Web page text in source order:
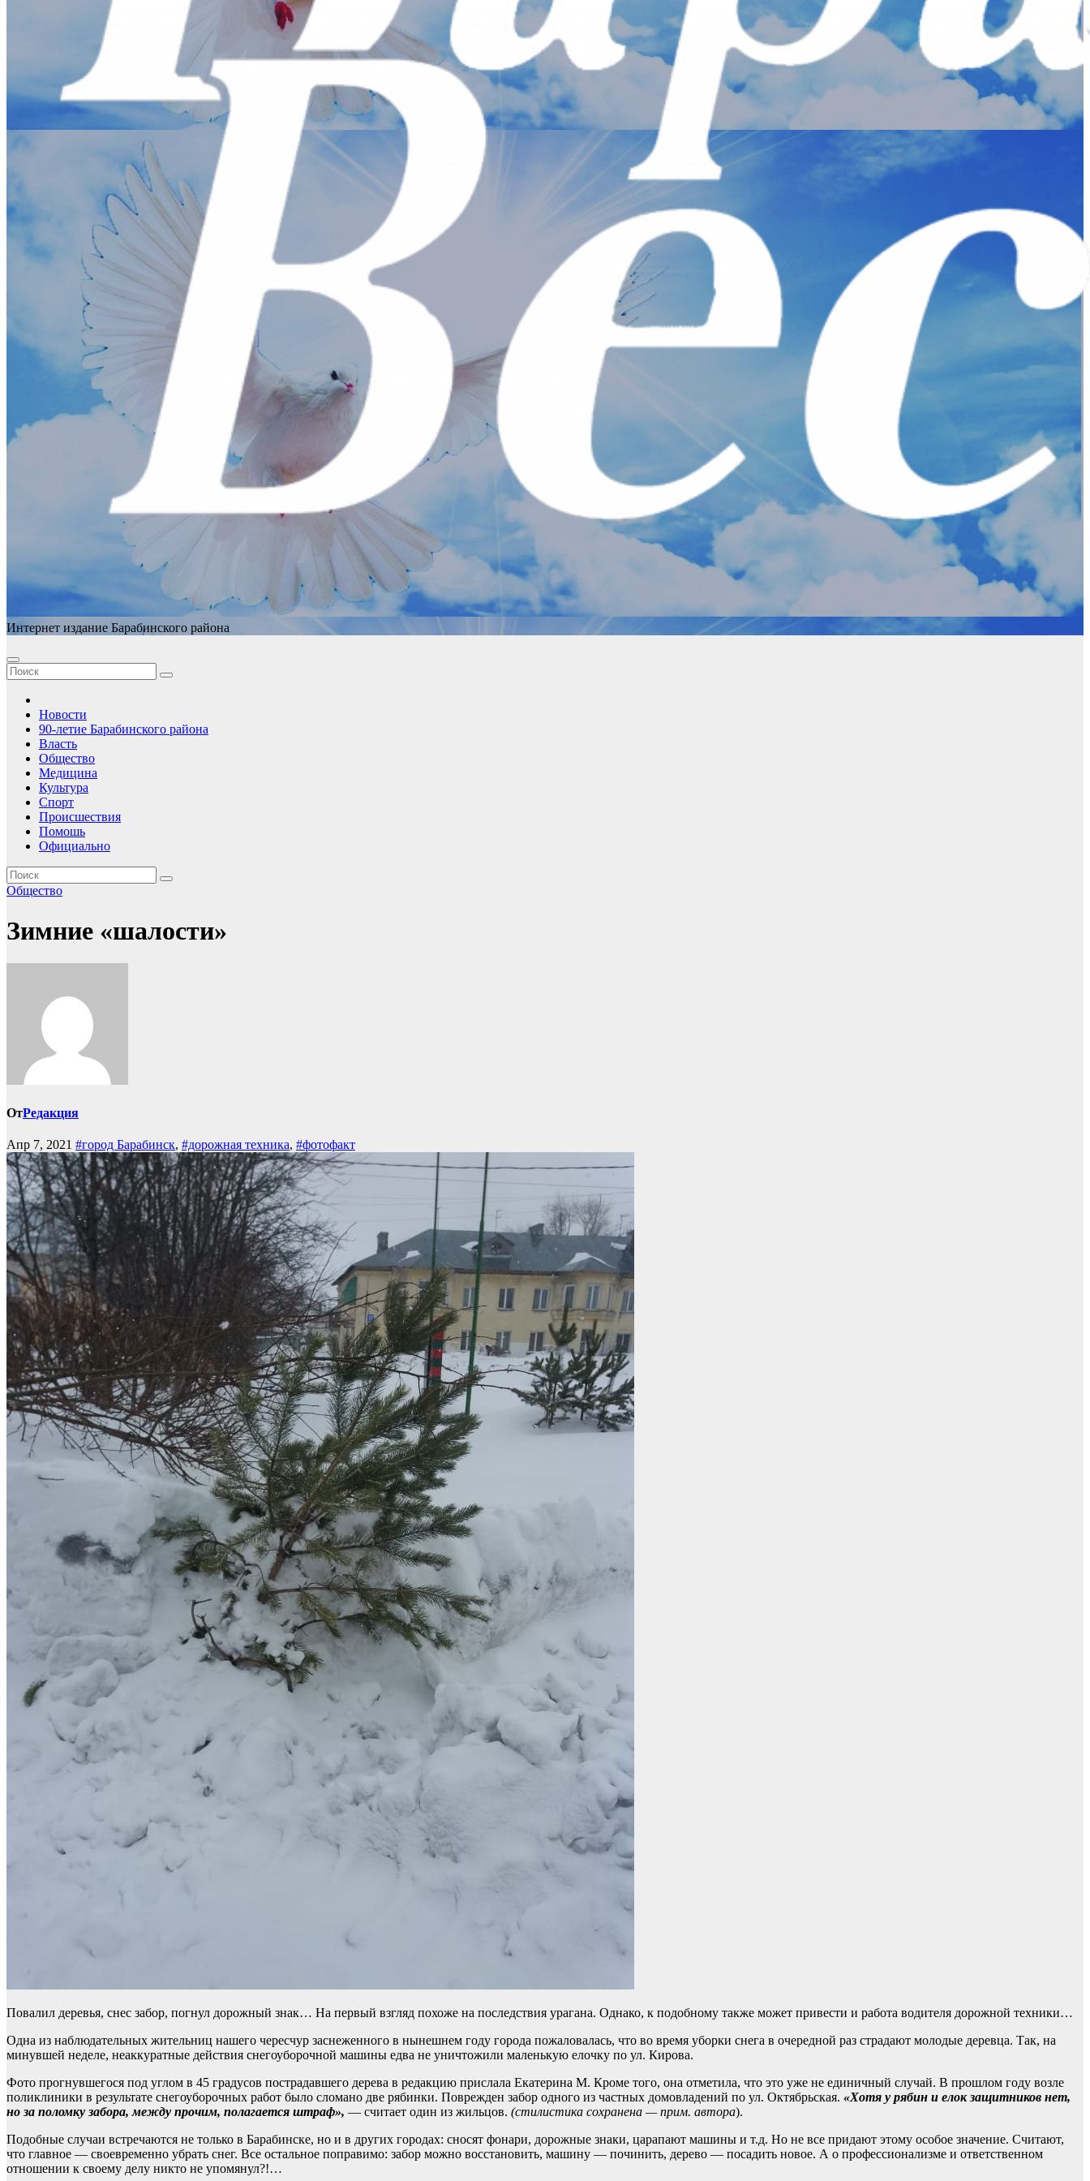
Интернет издание Барабинского района
Новости
90-летие Барабинского района
Власть
Общество
Медицина
Культура
Спорт
Происшествия
Помошь
Официально
Общество
Зимние «шалости»
ОтРедакция
Апр 7, 2021 #город Барабинск, #дорожная техника, #фотофакт
Повалил деревья, снес забор, погнул дорожный знак… На первый взгляд похоже на последствия урагана. Однако, к подобному также может привести и работа водителя дорожной техники…
Одна из наблюдательных жительниц нашего чересчур заснеженного в нынешнем году города пожаловалась, что во время уборки снега в очередной раз страдают молодые деревца. Так, на
минувшей неделе, неаккуратные действия снегоуборочной машины едва не уничтожили маленькую елочку по ул. Кирова.
Фото прогнувшегося под углом в 45 градусов пострадавшего дерева в редакцию прислала Екатерина М. Кроме того, она отметила, что это уже не единичный случай. В прошлом году возле
поликлиники в результате снегоуборочных работ было сломано две рябинки. Поврежден забор одного из частных домовладений по ул. Октябрьская. «Хотя у рябин и елок защитников нет,
но за поломку забора, между прочим, полагается штраф», — считает один из жильцов. (стилистика сохранена — прим. автора).
Подобные случаи встречаются не только в Барабинске, но и в других городах: сносят фонари, дорожные знаки, царапают машины и т.д. Но не все придают этому особое значение. Считают,
что главное — своевременно убрать снег. Все остальное поправимо: забор можно восстановить, машину — починить, дерево — посадить новое. А о профессионализме и ответственном
отношении к своему делу никто не упомянул?!…